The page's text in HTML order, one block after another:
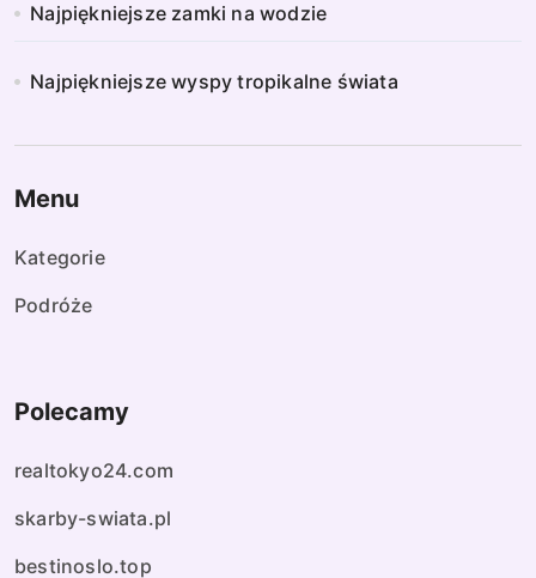
Najpiękniejsze zamki na wodzie
Najpiękniejsze wyspy tropikalne świata
Menu
Kategorie
Podróże
Polecamy
realtokyo24.com
skarby-swiata.pl
bestinoslo.top